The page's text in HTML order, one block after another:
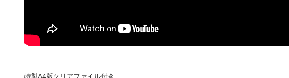
特製A4版クリアファイル付き